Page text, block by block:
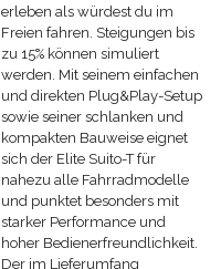
erleben als würdest du im
Freien fahren. Steigungen bis
zu 15% können simuliert
werden. Mit seinem einfachen
und direkten Plug&Play-Setup
sowie seiner schlanken und
kompakten Bauweise eignet
sich der Elite Suito-T für
nahezu alle Fahrradmodelle
und punktet besonders mit
starker Performance und
hoher Bedienerfreundlichkeit.
Der im Lieferumfang